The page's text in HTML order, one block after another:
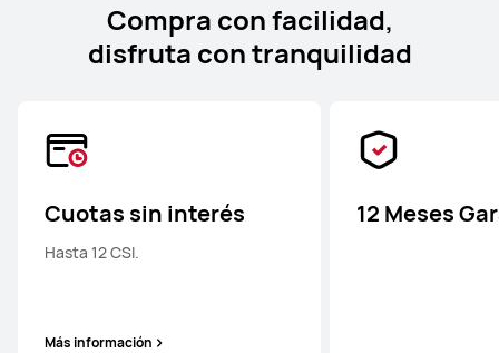
Compra con facilidad,
disfruta con tranquilidad
Cuotas sin interés
Hasta 12 CSI.
Más información
12 Meses